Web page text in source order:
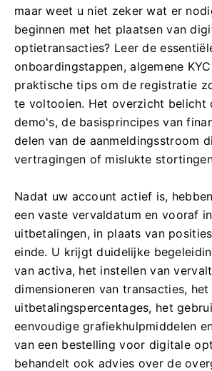
maar weet u niet zeker wat er
beginnen met het plaatsen van
optietransacties? Leer de
onboardingstappen, algemene
praktische tips om de registratie
te voltooien. Het overzicht belicht
demo's, de basisprincipes van
delen van de aanmeldingsstroom
vertragingen of mislukte
Nadat uw account actief is,
een vaste vervaldatum en vooraf
uitbetalingen, in plaats van
einde. U krijgt duidelijke
van activa, het instellen van
dimensioneren van transacties,
uitbetalingspercentages, het
eenvoudige grafiekhulpmiddelen
van een bestelling voor digitale
behandelt ook advies over de